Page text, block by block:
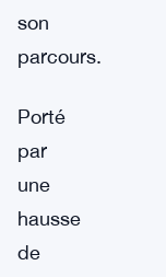
son
parcours.
Porté
par
une
hausse
de